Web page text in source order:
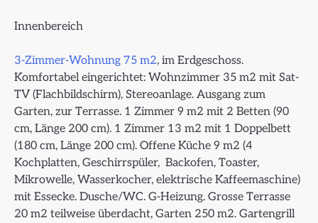
Innenbereich
3-Zimmer-Wohnung 75 m2, im Erdgeschoss.
Komfortabel eingerichtet: Wohnzimmer 35 m2 mit Sat-
TV (Flachbildschirm), Stereoanlage. Ausgang zum
Garten, zur Terrasse. 1 Zimmer 9 m2 mit 2 Betten (90
cm, Länge 200 cm). 1 Zimmer 13 m2 mit 1 Doppelbett
(180 cm, Länge 200 cm). Offene Küche 9 m2 (4
Kochplatten, Geschirrspüler, Backofen, Toaster,
Mikrowelle, Wasserkocher, elektrische Kaffeemaschine)
mit Essecke. Dusche/WC. G-Heizung. Grosse Terrasse
20 m2 teilweise überdacht, Garten 250 m2. Gartengrill